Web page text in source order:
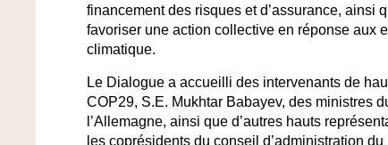
financement des risques et d’assurance, ainsi
favoriser une action collective en réponse aux
climatique.
Le Dialogue a accueilli des intervenants de
COP29, S.E. Mukhtar Babayev, des ministres
l’Allemagne, ainsi que d’autres hauts
les coprésidents du conseil d’administration